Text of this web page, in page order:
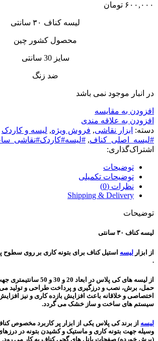
۶۰۰,۰۰۰ تومان
لیسه کناف ۳۰ سانتی
محصول کشور چین
سایز 30 سانتی
ضد زنگ
در انبار موجود نمی باشد
افزودن به مقایسه
افزودن به علاقه مندی
دسته: ابزار نقاشی, فروش ویژه, لیسه و کاردک
#لیسه_اصلی_کناف,
اشتراک‌گذاری:
توضیحات
توضیحات تکمیلی
نظرات (0)
Shipping & Delivery
توضیحات
لیسه کناف ۳۰ سانتی
از ابزار لیسه استیل کناف برای بتونه کاری بر روی سطوح
.
از لیسه های کی پلاس در ابعاد
حمل، برش، نصب و درزگیرى و پرداخت طراحى و تولید
اختصاصی و خلاقانه باعث افزایش بازده کارى و نیز
سیستم هاى ساخت و ساز خشک مى گردد.
لیسه از برند کی پلاس یکی از ابزار پر کاربرد مخصوص
وسیله جهت بتونه کاری و ماستیک و کشیدن بتونه در
(برش خورده) صفحات پانل های گچی کناف به کار می رود.